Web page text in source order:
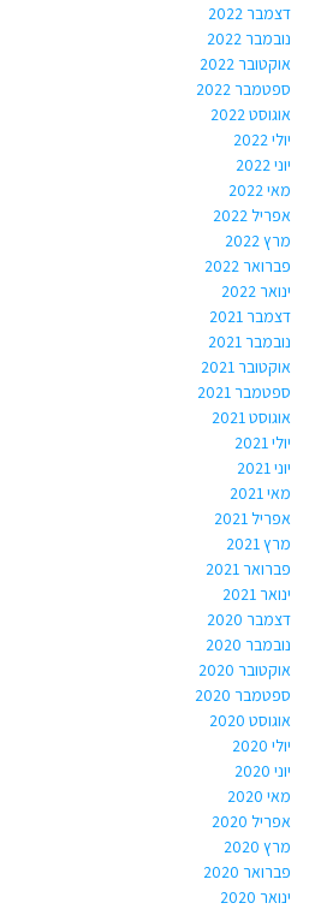
דצמבר 2022
נובמבר 2022
אוקטובר 2022
ספטמבר 2022
אוגוסט 2022
יולי 2022
יוני 2022
מאי 2022
אפריל 2022
מרץ 2022
פברואר 2022
ינואר 2022
דצמבר 2021
נובמבר 2021
אוקטובר 2021
ספטמבר 2021
אוגוסט 2021
יולי 2021
יוני 2021
מאי 2021
אפריל 2021
מרץ 2021
פברואר 2021
ינואר 2021
דצמבר 2020
נובמבר 2020
אוקטובר 2020
ספטמבר 2020
אוגוסט 2020
יולי 2020
יוני 2020
מאי 2020
אפריל 2020
מרץ 2020
פברואר 2020
ינואר 2020